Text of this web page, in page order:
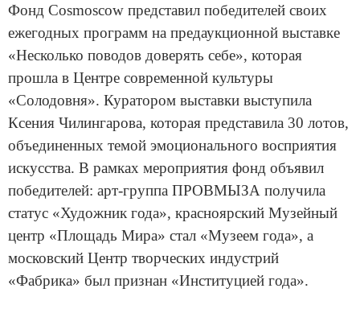
Фонд Cosmoscow представил победителей своих
ежегодных программ на предаукционной выставке
«Несколько поводов доверять себе», которая
прошла в Центре современной культуры
«Солодовня». Куратором выставки выступила
Ксения Чилингарова, которая представила 30 лотов,
объединенных темой эмоционального восприятия
искусства. В рамках мероприятия фонд объявил
победителей: арт-группа ПРОВМЫЗА получила
статус «Художник года», красноярский Музейный
центр «Площадь Мира» стал «Музеем года», а
московский Центр творческих индустрий
«Фабрика» был признан «Институцией года».